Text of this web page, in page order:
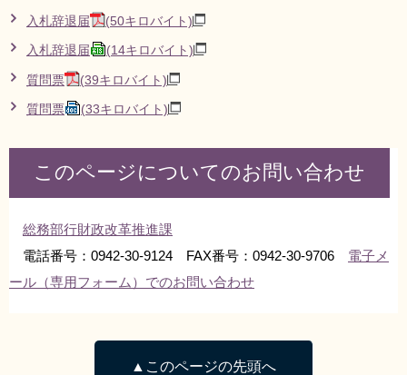
入札辞退届 (50キロバイト)
入札辞退届 (14キロバイト)
質問票 (39キロバイト)
質問票 (33キロバイト)
このページについてのお問い合わせ
総務部行財政改革推進課
電話番号：0942-30-9124 FAX番号：0942-30-9706 電子メ
ール（専用フォーム）でのお問い合わせ
▲このページの先頭へ